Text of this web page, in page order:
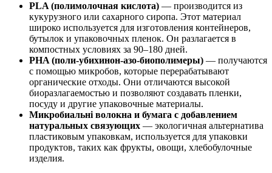
PLA (полимолочная кислота) — производится из
кукурузного или сахарного сиропа. Этот материал
широко используется для изготовления контейнеров,
бутылок и упаковочных пленок. Он разлагается в
компостных условиях за 90–180 дней.
PHA (поли-убихинон-азо-биополимеры) — получаются
с помощью микробов, которые перерабатывают
органические отходы. Они отличаются высокой
биоразлагаемостью и позволяют создавать пленки,
посуду и другие упаковочные материалы.
Микробиальні волокна и бумага с добавлением
натуральных связующих — экологичная альтернатива
пластиковым упаковкам, используется для упаковки
продуктов, таких как фрукты, овощи, хлебобулочные
изделия.